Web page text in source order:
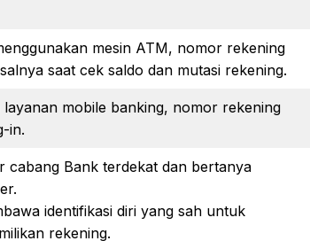
mesin ATM, nomor rekening
saat cek saldo dan mutasi rekening.
layanan mobile banking, nomor rekening
in.
cabang Bank terdekat dan bertanya
identifikasi diri yang sah untuk
rekening.